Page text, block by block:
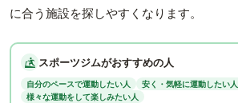
に合う施設を探しやすくなります。
スポーツジムがおすすめの人
自分のペースで運動したい人
安く・気軽に運動したい人
様々な運動をして楽しみたい人